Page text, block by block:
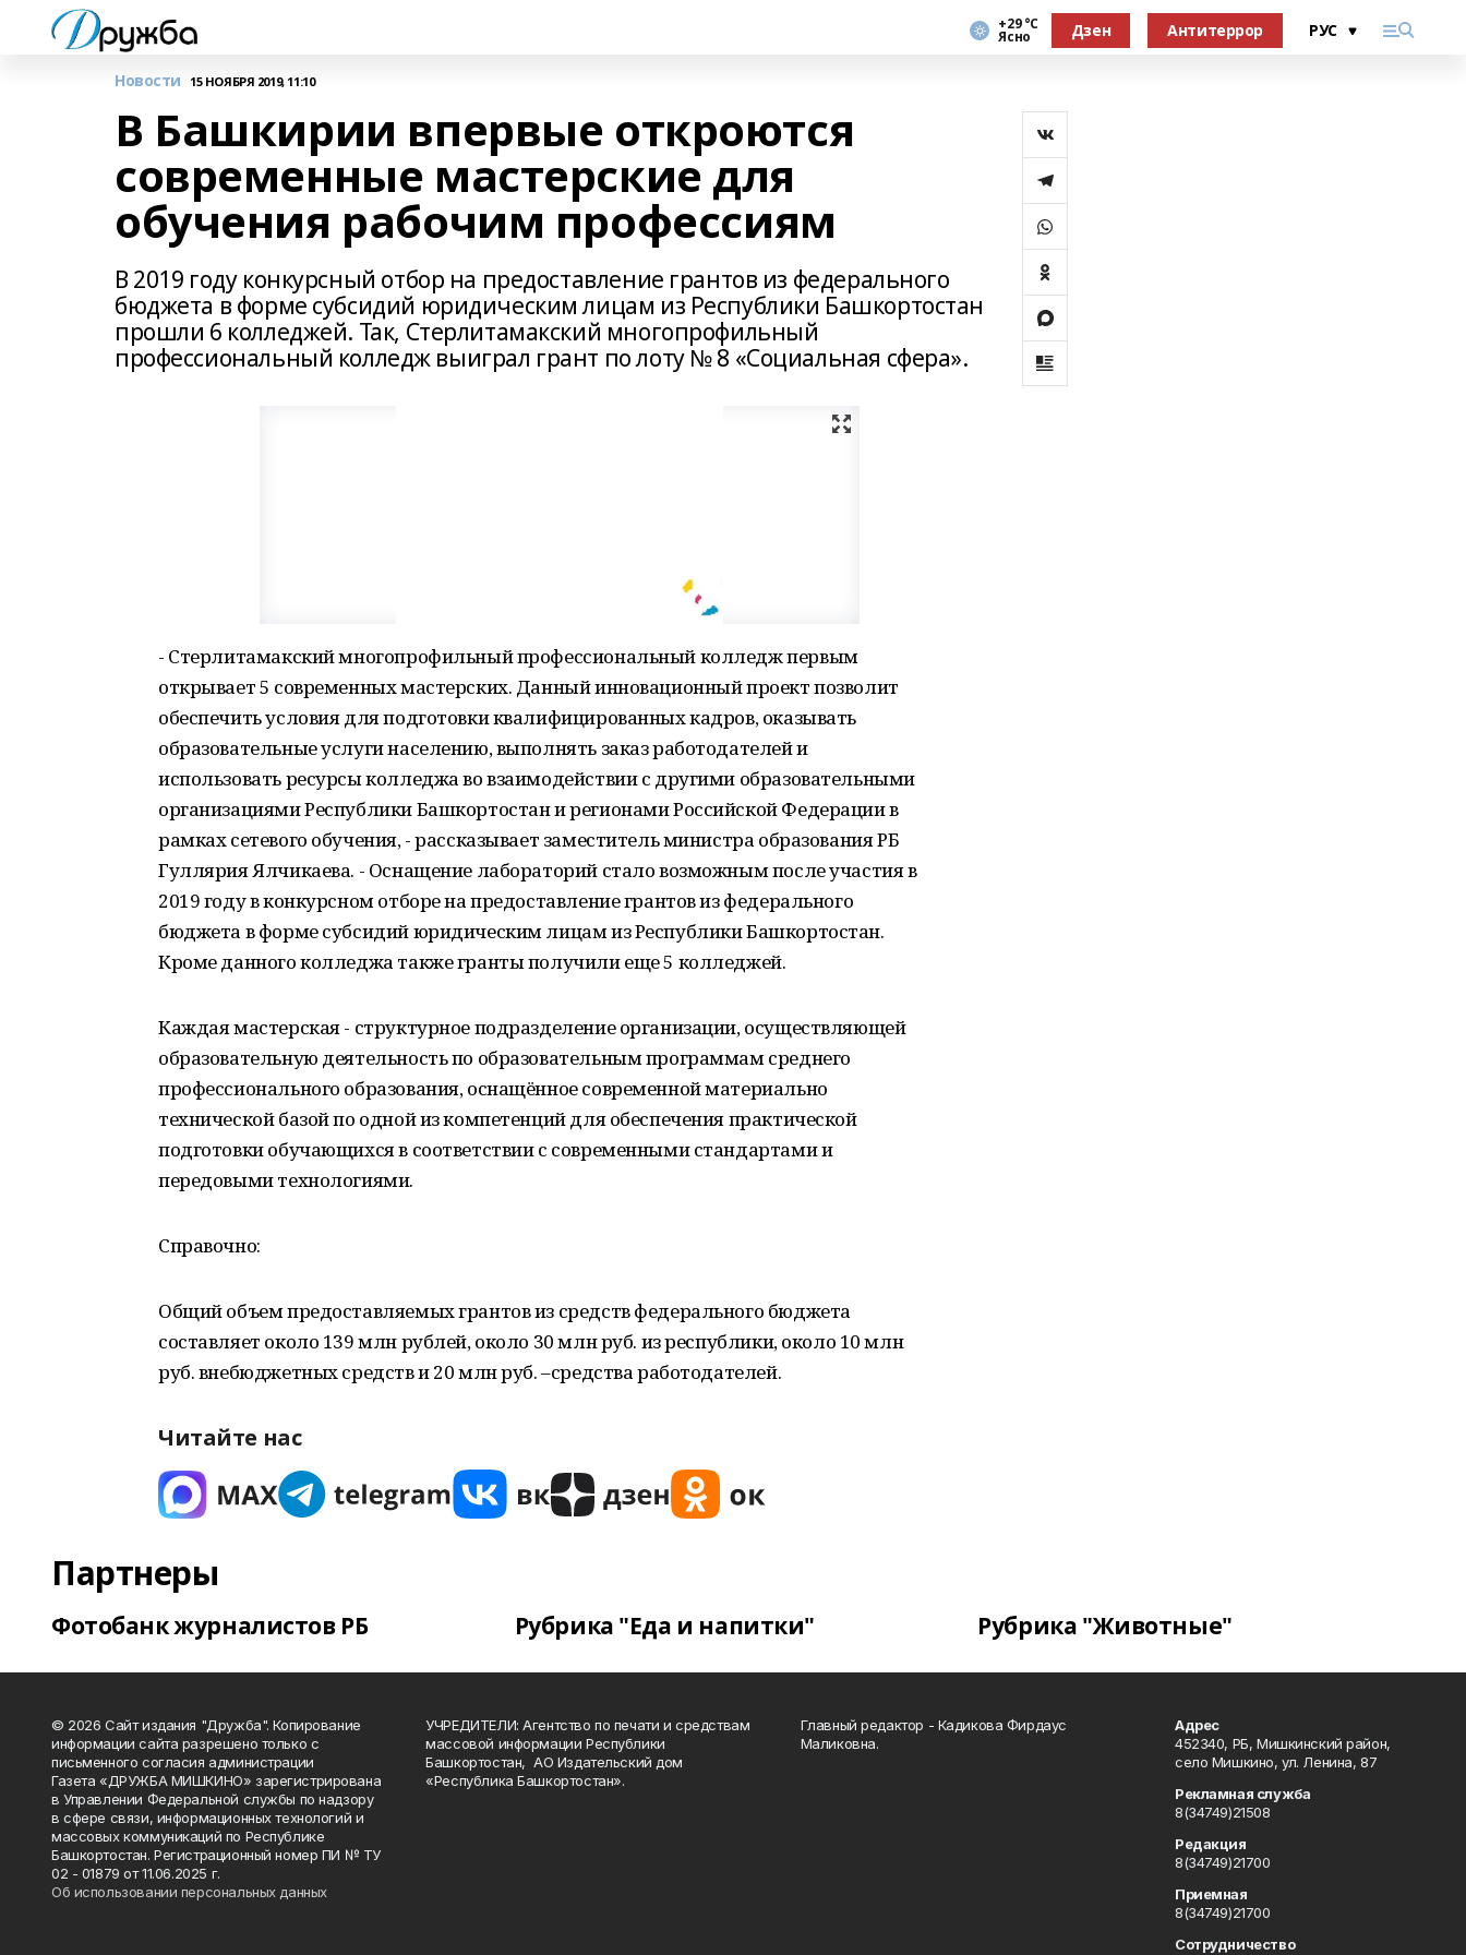
+29 °С
Ясно Дзен Антитеррор
Новости 15 НОЯБРЯ 2019, 11:10
В Башкирии впервые откроются
современные мастерские для
обучения рабочим профессиям
В 2019 году конкурсный отбор на предоставление грантов из федерального
бюджета в форме субсидий юридическим лицам из Республики Башкортостан
прошли 6 колледжей. Так, Стерлитамакский многопрофильный
профессиональный колледж выиграл грант по лоту № 8 «Социальная сфера».
- Стерлитамакский многопрофильный профессиональный колледж первым
открывает 5 современных мастерских. Данный инновационный проект позволит
обеспечить условия для подготовки квалифицированных кадров, оказывать
образовательные услуги населению, выполнять заказ работодателей и
использовать ресурсы колледжа во взаимодействии с другими образовательными
организациями Республики Башкортостан и регионами Российской Федерации в
рамках сетевого обучения, - рассказывает заместитель министра образования РБ
Гуллярия Ялчикаева. - Оснащение лабораторий стало возможным после участия в
2019 году в конкурсном отборе на предоставление грантов из федерального
бюджета в форме субсидий юридическим лицам из Республики Башкортостан.
Кроме данного колледжа также гранты получили еще 5 колледжей.
Каждая мастерская - структурное подразделение организации, осуществляющей
образовательную деятельность по образовательным программам среднего
профессионального образования, оснащённое современной материально
технической базой по одной из компетенций для обеспечения практической
подготовки обучающихся в соответствии с современными стандартами и
передовыми технологиями.
Справочно:
Общий объем предоставляемых грантов из средств федерального бюджета
составляет около 139 млн рублей, около 30 млн руб. из республики, около 10 млн
руб. внебюджетных средств и 20 млн руб. –средства работодателей.
Читайте нас
Партнеры
Фотобанк журналистов РБ Рубрика "Еда и напитки" Рубрика "Животные"
© 2026 Сайт издания "Дружба". Копирование
информации сайта разрешено только с
письменного согласия администрации
Газета «ДРУЖБА МИШКИНО» зарегистрирована
в Управлении Федеральной службы по надзору
в сфере связи, информационных технологий и
массовых коммуникаций по Республике
Башкортостан. Регистрационный номер ПИ № ТУ
02 - 01879 от 11.06.2025 г.
Об использовании персональных данных
УЧРЕДИТЕЛИ: Агентство по печати и средствам
массовой информации Республики
Башкортостан, АО Издательский дом
«Республика Башкортостан».
Главный редактор - Кадикова Фирдаус
Маликовна.
Адрес
452340, РБ, Мишкинский район,
село Мишкино, ул. Ленина, 87
Рекламная служба
8(34749)21508
Редакция
8(34749)21700
Приемная
8(34749)21700
Сотрудничество